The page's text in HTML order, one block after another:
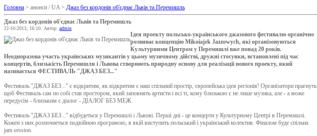
Головна > анонси / UA > Джаз без кордонів об'єднає Львів та Перемишль
Джаз без кордонів об'єднає Львів та Перемишль
22-10-2013, 16:10. Автор: admin
Ідея проекту польсько-українського джазового фестивалю органічно
розвиває концепцію Mikoіajek Jazzowych, які організовуються
Культурними Центром у Перемишлі вже понад 20 років.
Неодноразова участь українських музикантів у цьому музичному дійстві, дружні стосунки, встановлені під час
концертів, близькість Перемишля і Львова створюють природну основу для реалізації нового проекту, який
називається ФЕСТИВАЛЬ "ДЖАЗ БЕЗ..."
Фестиваль "ДЖАЗ БЕЗ..." є відкритим, як відкритим є наш спільний простір, європейська ідея регіонів! Організатори прагнуть
щоб Фестиваль сам по собі став простором, який заповнять артисти і всі ті, кому близькою є не лише музика, але - а може
передусім - близьким є діалог - ДІАЛОГ БЕЗ МЕЖ.
Фестиваль "ДЖАЗ БЕЗ..." відбудеться у Перемишлі і Львові. Перші дні - це концерти у Культурному Центрі в Перемишлі.
Кожен з них розпочнеться подвійною програмою, в якій виступить польський і український колектив. Фіналом буде спільна
jam session.